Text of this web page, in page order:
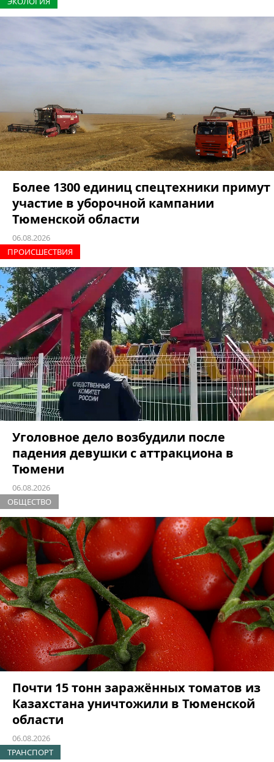
Более 1300 единиц спецтехники примут
участие в уборочной кампании
Тюменской области
06.08.2026
ПРОИCШЕСТВИЯ
Уголовное дело возбудили после
падения девушки с аттракциона в
Тюмени
06.08.2026
ОБЩЕСТВО
Почти 15 тонн заражённых томатов из
Казахстана уничтожили в Тюменской
области
06.08.2026
ТРАНСПОРТ